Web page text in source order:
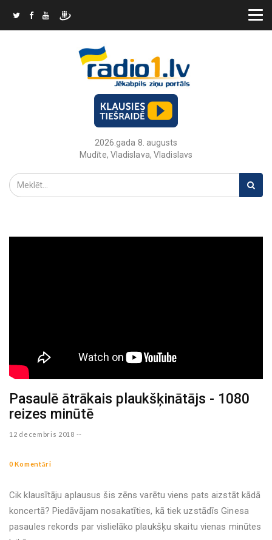
2026.gada 8. augusts
Mudīte, Vladislava, Vladislavs
Pasaulē ātrākais plaukšķinātājs - 1080
reizes minūtē
12 decembris 2018 --
0 Komentāri
Cik klausītāju aplausus šis zēns varētu viens pats aizstāt kādā
koncertā? Piedāvājam nosakatīties, kā tiek uzstādīs Ginesa
pasaules rekords par vislielāko plaukšķu skaitu vienas minūtes